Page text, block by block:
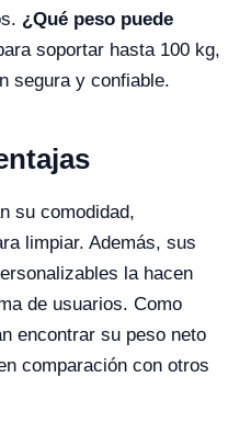
¿Qué peso puede
soportar hasta 100 kg,
segura y confiable.
su comodidad,
limpiar. Además, sus
la hacen
de usuarios. Como
encontrar su peso neto
comparación con otros